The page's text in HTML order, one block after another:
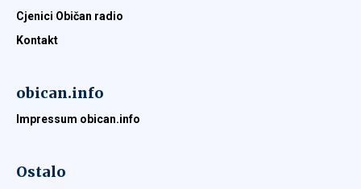
Cjenici Običan radio
Kontakt
obican.info
Impressum obican.info
Ostalo